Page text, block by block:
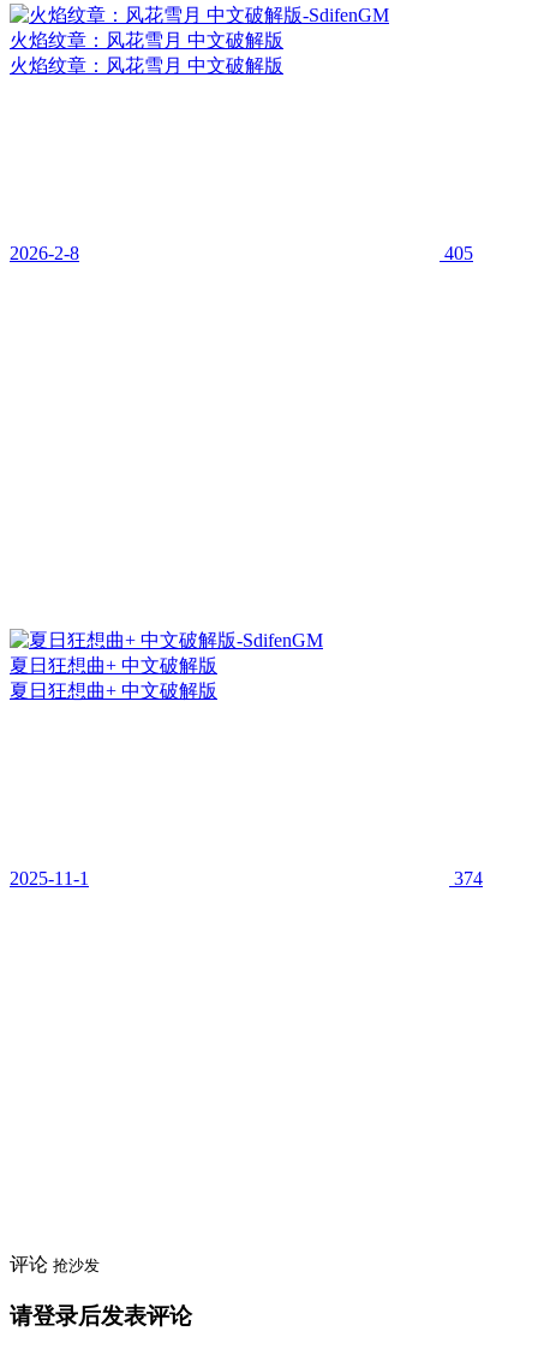
火焰纹章：风花雪月 中文破解版
火焰纹章：风花雪月 中文破解版
2026-2-8 405
夏日狂想曲+ 中文破解版
夏日狂想曲+ 中文破解版
2025-11-1 374
评论 抢沙发
请登录后发表评论